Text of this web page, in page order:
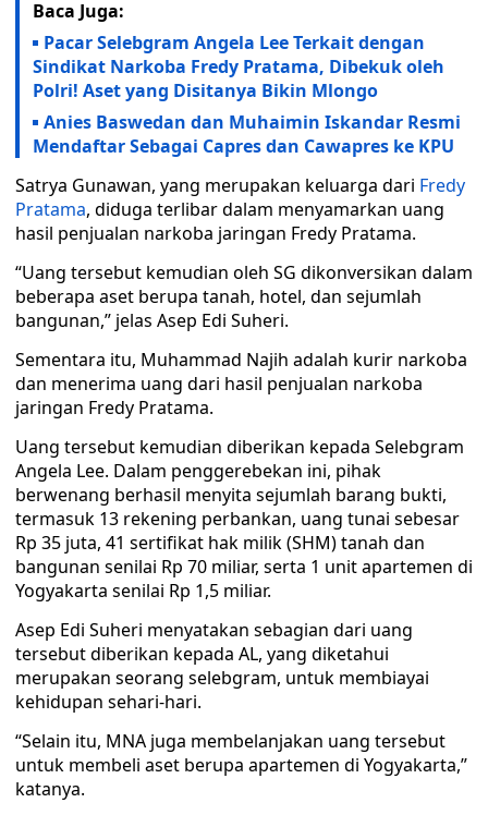
Baca Juga:
Pacar Selebgram Angela Lee Terkait dengan
Sindikat Narkoba Fredy Pratama, Dibekuk oleh
Polri! Aset yang Disitanya Bikin Mlongo
Anies Baswedan dan Muhaimin Iskandar Resmi
Mendaftar Sebagai Capres dan Cawapres ke KPU
Satrya Gunawan, yang merupakan keluarga dari Fredy
Pratama, diduga terlibar dalam menyamarkan uang
hasil penjualan narkoba jaringan Fredy Pratama.
“Uang tersebut kemudian oleh SG dikonversikan dalam
beberapa aset berupa tanah, hotel, dan sejumlah
bangunan,” jelas Asep Edi Suheri.
Sementara itu, Muhammad Najih adalah kurir narkoba
dan menerima uang dari hasil penjualan narkoba
jaringan Fredy Pratama.
Uang tersebut kemudian diberikan kepada Selebgram
Angela Lee. Dalam penggerebekan ini, pihak
berwenang berhasil menyita sejumlah barang bukti,
termasuk 13 rekening perbankan, uang tunai sebesar
Rp 35 juta, 41 sertifikat hak milik (SHM) tanah dan
bangunan senilai Rp 70 miliar, serta 1 unit apartemen di
Yogyakarta senilai Rp 1,5 miliar.
Asep Edi Suheri menyatakan sebagian dari uang
tersebut diberikan kepada AL, yang diketahui
merupakan seorang selebgram, untuk membiayai
kehidupan sehari-hari.
“Selain itu, MNA juga membelanjakan uang tersebut
untuk membeli aset berupa apartemen di Yogyakarta,”
katanya.